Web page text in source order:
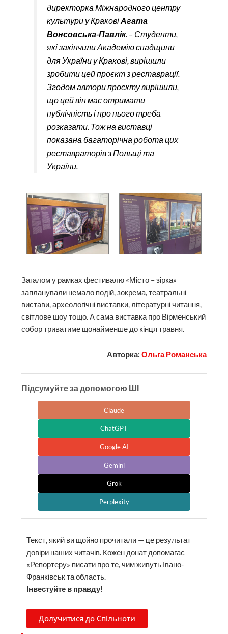
директорка Міжнародного центру
культури у КраковіАгата
Вонсовська-Павлік. – Студенти,
які закінчили Академію спадщини
для України у Кракові, вирішили
зробити цей проєкт з реставрації.
Згодом автори проєкту вирішили,
що цей він має отримати
публічність і про нього треба
розказати. Тож на виставці
показана багаторічна робота цих
реставраторів з Польщі та
України.
Загалом у рамках фестивалю «Місто – зірка»
запланували немало подій, зокрема, театральні
вистави, археологічні виставки, літературні читання,
світлове шоу тощо. А сама виставка про Вірменський
собор триватиме щонайменше до кінця травня.
Авторка: Ольга Романська
Підсумуйте за допомогою ШІ
Claude
ChatGPT
Google AI
Gemini
Grok
Perplexity
Текст, який ви щойно прочитали — це результат
довіри наших читачів. Кожен донат допомагає
«Репортеру» писати про те, чим живуть Івано-
Франківськ та область.
Інвестуйте в правду!
Долучитися до Спільноти